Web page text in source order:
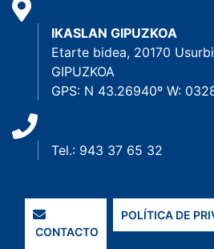
IKASLAN GIPUZKOA
Etarte bidea, 20170
GIPUZKOA
GPS: N 43.26940º W:
Tel.: 943 37 65 32
CONTACTO
POLÍTICA DE